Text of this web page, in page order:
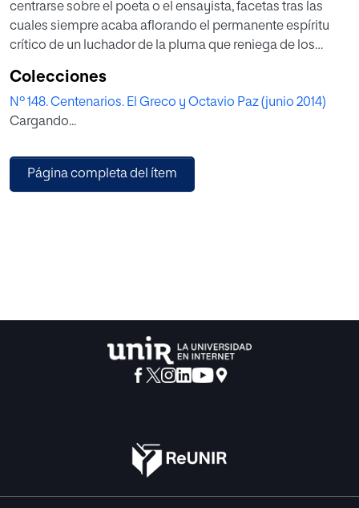
centrarse sobre el poeta o el ensayista, facetas tras las
cuales siempre acaba aflorando el permanente espíritu
crítico de un luchador de la pluma que reniega de los
que Paz fue un buen conocedor de la realidad
internacional de su tiempo y un analista perspicaz de los
acontecimientos políticos que vivió.
Colecciones
Nº 148. Centenarios. El Greco y Octavio Paz (junio 2014)
Cargando...
Página completa del ítem